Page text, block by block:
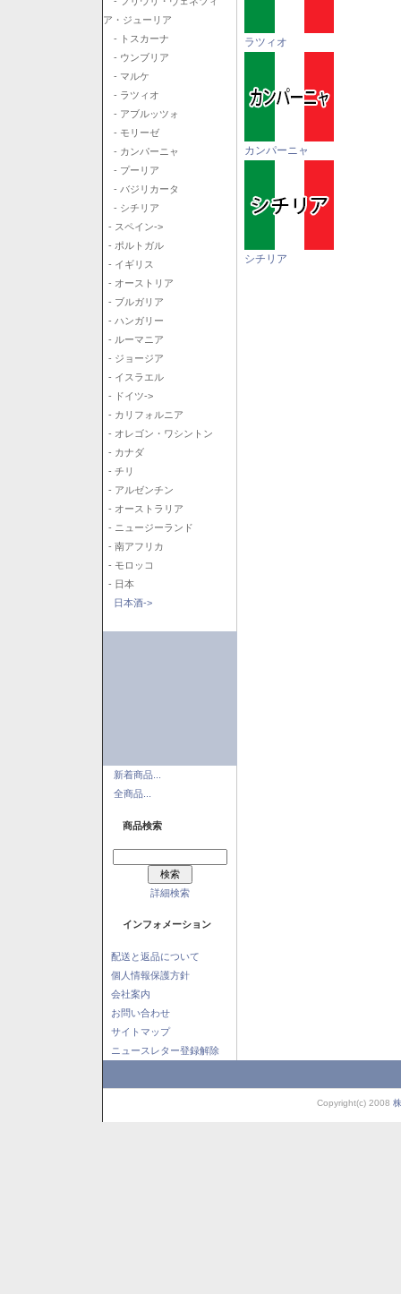
ア・ジューリア
- トスカーナ
- ウンブリア
- マルケ
- ラツィオ
- アブルッツォ
- モリーゼ
- カンパーニャ
- プーリア
- バジリカータ
- シチリア
- スペイン->
- ポルトガル
- イギリス
- オーストリア
- ブルガリア
- ハンガリー
- ルーマニア
- ジョージア
- イスラエル
- ドイツ->
- カリフォルニア
- オレゴン・ワシントン
- カナダ
- チリ
- アルゼンチン
- オーストラリア
- ニュージーランド
- 南アフリカ
- モロッコ
- 日本
日本酒->
新着商品...
全商品...
商品検索
詳細検索
インフォメーション
配送と返品について
個人情報保護方針
会社案内
お問い合わせ
サイトマップ
ニュースレター登録解除
ラツィオ
カンパーニャ
シチリア
Copyright(c) 2008